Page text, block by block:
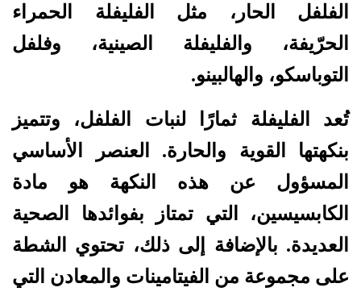
الفلفل الحار، مثل الفليفلة الحمراء
الحرّيفة، والفليفلة الصينية، وفلفل
التوباسكو، والهالبينو.
تُعد الفليفلة ثمارًا لنبات الفلفل، وتتميز
بنكهتها القوية والحارة. العنصر الأساسي
المسؤول عن هذه النكهة هو مادة
الكابسيسين، التي تمتاز بفوائدها الصحية
العديدة. بالإضافة إلى ذلك، تحتوي الشطة
على مجموعة من الفيتامينات والمعادن التي